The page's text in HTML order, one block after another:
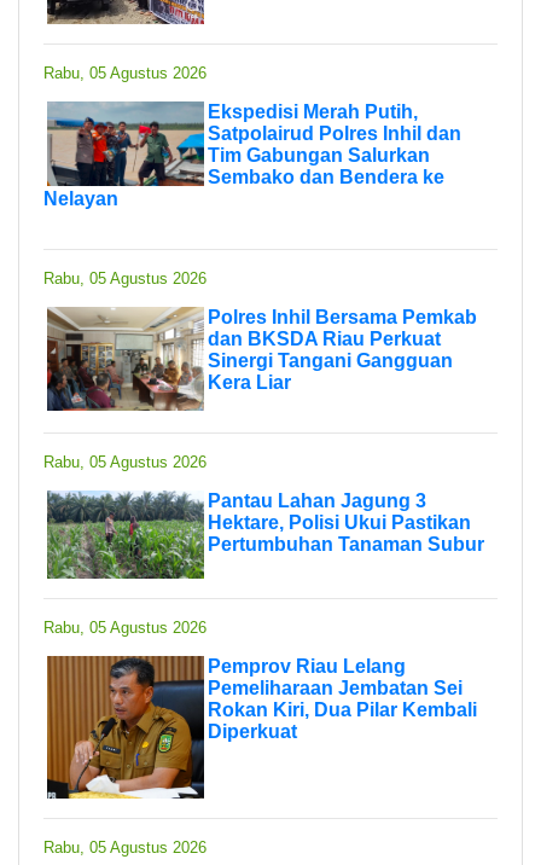
Rabu, 05 Agustus 2026
Ekspedisi Merah Putih,
Satpolairud Polres Inhil dan
Tim Gabungan Salurkan
Sembako dan Bendera ke
Nelayan
Rabu, 05 Agustus 2026
Polres Inhil Bersama Pemkab
dan BKSDA Riau Perkuat
Sinergi Tangani Gangguan
Kera Liar
Rabu, 05 Agustus 2026
Pantau Lahan Jagung 3
Hektare, Polisi Ukui Pastikan
Pertumbuhan Tanaman Subur
Rabu, 05 Agustus 2026
Pemprov Riau Lelang
Pemeliharaan Jembatan Sei
Rokan Kiri, Dua Pilar Kembali
Diperkuat
Rabu, 05 Agustus 2026